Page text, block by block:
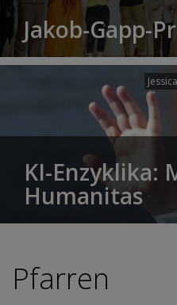
Jakob-Gapp-
KI-Enzyklika:
Humanitas
Pfarren